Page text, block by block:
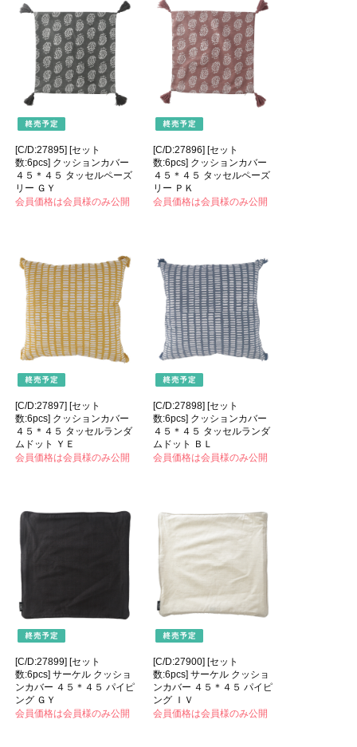
[C/D:27895] [セット
数:6pcs] クッションカバー
４５＊４５ タッセルペーズ
リー ＧＹ
会員価格は会員様のみ公開
[C/D:27896] [セット
数:6pcs] クッションカバー
４５＊４５ タッセルペーズ
リー ＰＫ
会員価格は会員様のみ公開
[C/D:27897] [セット
数:6pcs] クッションカバー
４５＊４５ タッセルランダ
ムドット ＹＥ
会員価格は会員様のみ公開
[C/D:27898] [セット
数:6pcs] クッションカバー
４５＊４５ タッセルランダ
ムドット ＢＬ
会員価格は会員様のみ公開
[C/D:27899] [セット
数:6pcs] サーケル クッショ
ンカバー ４５＊４５ パイピ
ング ＧＹ
会員価格は会員様のみ公開
[C/D:27900] [セット
数:6pcs] サーケル クッショ
ンカバー ４５＊４５ パイピ
ング ＩＶ
会員価格は会員様のみ公開